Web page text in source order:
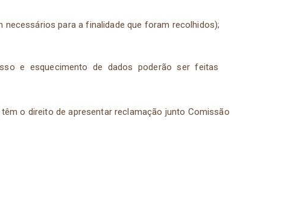
para a finalidade que foram recolhidos);
e esquecimento de dados poderão ser feitas
o direito de apresentar reclamação junto Comissão